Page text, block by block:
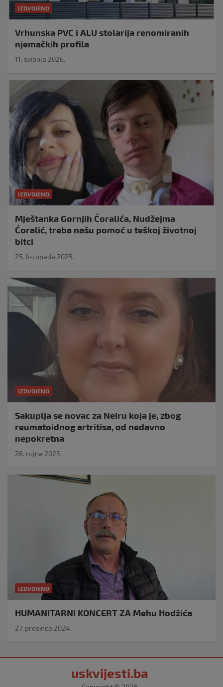
IZDVOJENO
Vrhunska PVC i ALU stolarija renomiranih
njemačkih profila
11. svibnja 2026.
IZDVOJENO
Mještanka Gornjih Ćoralića, Nudžejma
Ćoralić, treba našu pomoć u teškoj životnoj
bitci
25. listopada 2025.
IZDVOJENO
Sakuplja se novac za Neiru koja je, zbog
reumatoidnog artritisa, od nedavno
nepokretna
26. rujna 2025.
IZDVOJENO
HUMANITARNI KONCERT ZA Mehu Hodžića
27. prosinca 2024.
uskvijesti.ba